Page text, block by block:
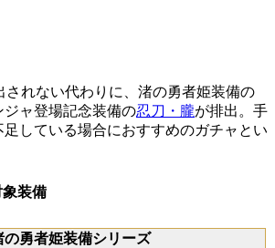
されない代わりに、渚の勇者姫装備の
ジャ登場記念装備の忍刀・朧が排出。手
している場合におすすめのガチャとい
装備
の勇者姫装備シリーズ